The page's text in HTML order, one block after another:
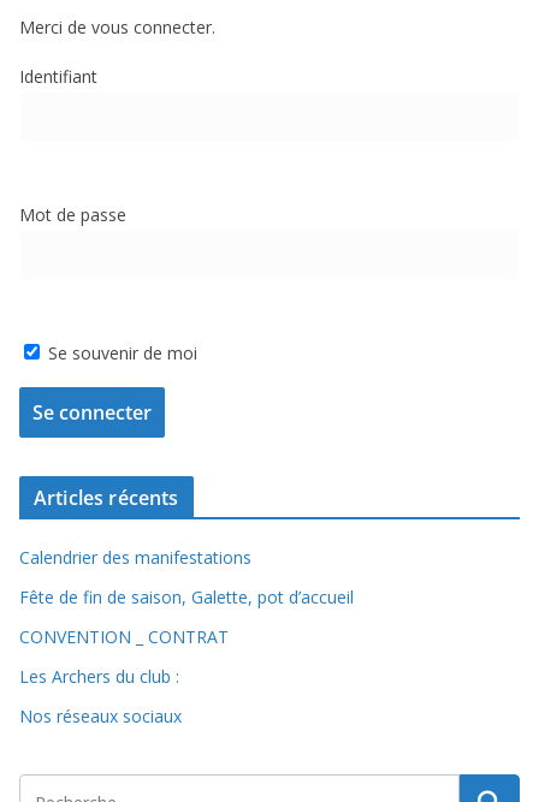
Merci de vous connecter.
Identifiant
Mot de passe
Se souvenir de moi
Articles récents
Calendrier des manifestations
Fête de fin de saison, Galette, pot d’accueil
CONVENTION _ CONTRAT
Les Archers du club :
Nos réseaux sociaux